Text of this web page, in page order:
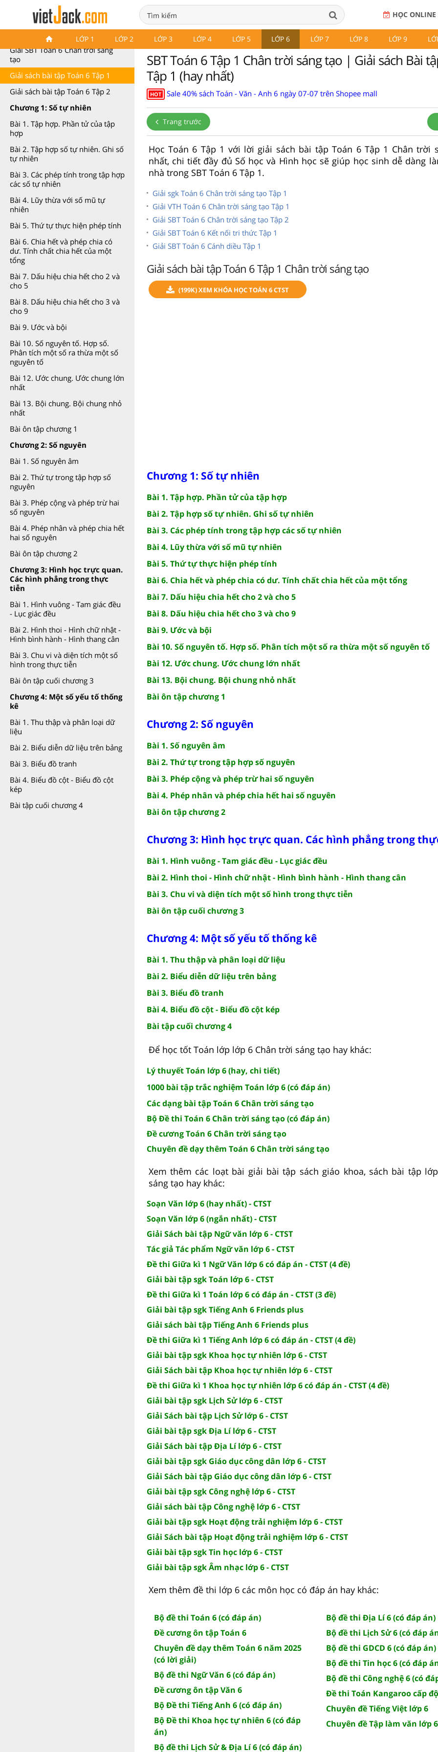
HỌC ONLINE
LỚP 1 LỚP 2 LỚP 3 LỚP 4 LỚP 5 LỚP 6 LỚP 7 LỚP 8 LỚP 9
Sách bài tập Toán 6
Giải SBT Toán 6 Chân trời sáng
tạo
Giải sách bài tập Toán 6 Tập 1
Giải sách bài tập Toán 6 Tập 2
Chương 1: Số tự nhiên
Bài 1. Tập hợp. Phần tử của tập
hợp
Bài 2. Tập hợp số tự nhiên. Ghi số
tự nhiên
Bài 3. Các phép tính trong tập hợp
các số tự nhiên
Bài 4. Lũy thừa với số mũ tự
nhiên
Bài 5. Thứ tự thực hiện phép tính
Bài 6. Chia hết và phép chia có
dư. Tính chất chia hết của một
tổng
Bài 7. Dấu hiệu chia hết cho 2 và
cho 5
Bài 8. Dấu hiệu chia hết cho 3 và
cho 9
Bài 9. Ước và bội
Bài 10. Số nguyên tố. Hợp số.
Phân tích một số ra thừa một số
nguyên tố
Bài 12. Ước chung. Ước chung lớn
nhất
Bài 13. Bội chung. Bội chung nhỏ
nhất
Bài ôn tập chương 1
Chương 2: Số nguyên
Bài 1. Số nguyên âm
Bài 2. Thứ tự trong tập hợp số
nguyên
Bài 3. Phép cộng và phép trừ hai
số nguyên
Bài 4. Phép nhân và phép chia hết
hai số nguyên
Bài ôn tập chương 2
Chương 3: Hình học trực quan.
Các hình phẳng trong thực
tiễn
Bài 1. Hình vuông - Tam giác đều
- Lục giác đều
Bài 2. Hình thoi - Hình chữ nhật -
Hình bình hành - Hình thang cân
Bài 3. Chu vi và diện tích một số
hình trong thực tiễn
Bài ôn tập cuối chương 3
Chương 4: Một số yếu tố thống
kê
Bài 1. Thu thập và phân loại dữ
liệu
Bài 2. Biểu diễn dữ liệu trên bảng
Bài 3. Biểu đồ tranh
Bài 4. Biểu đồ cột - Biểu đồ cột
kép
Bài tập cuối chương 4
SBT Toán 6 Tập 1 Chân trời sáng tạo | Giải sách Bài
Tập 1 (hay nhất)
HOT Sale 40% sách Toán - Văn - Anh 6 ngày 07-07 trên Shopee mall
Trang trước
Học Toán 6 Tập 1 với lời giải sách bài tập Toán 6 Tập 1 Chân trời
nhất, chi tiết đầy đủ Số học và Hình học sẽ giúp học sinh dễ dàng
nhà trong SBT Toán 6 Tập 1.
Giải sgk Toán 6 Chân trời sáng tạo Tập 1
Giải VTH Toán 6 Chân trời sáng tạo Tập 1
Giải SBT Toán 6 Chân trời sáng tạo Tập 2
Giải SBT Toán 6 Kết nối tri thức Tập 1
Giải SBT Toán 6 Cánh diều Tập 1
Giải sách bài tập Toán 6 Tập 1 Chân trời sáng tạo
(199K) XEM KHÓA HỌC TOÁN 6 CTST
Chương 1: Số tự nhiên
Bài 1. Tập hợp. Phần tử của tập hợp
Bài 2. Tập hợp số tự nhiên. Ghi số tự nhiên
Bài 3. Các phép tính trong tập hợp các số tự nhiên
Bài 4. Lũy thừa với số mũ tự nhiên
Bài 5. Thứ tự thực hiện phép tính
Bài 6. Chia hết và phép chia có dư. Tính chất chia hết của một tổng
Bài 7. Dấu hiệu chia hết cho 2 và cho 5
Bài 8. Dấu hiệu chia hết cho 3 và cho 9
Bài 9. Ước và bội
Bài 10. Số nguyên tố. Hợp số. Phân tích một số ra thừa một số nguyên tố
Bài 12. Ước chung. Ước chung lớn nhất
Bài 13. Bội chung. Bội chung nhỏ nhất
Bài ôn tập chương 1
Chương 2: Số nguyên
Bài 1. Số nguyên âm
Bài 2. Thứ tự trong tập hợp số nguyên
Bài 3. Phép cộng và phép trừ hai số nguyên
Bài 4. Phép nhân và phép chia hết hai số nguyên
Bài ôn tập chương 2
Chương 3: Hình học trực quan. Các hình phẳng trong
Bài 1. Hình vuông - Tam giác đều - Lục giác đều
Bài 2. Hình thoi - Hình chữ nhật - Hình bình hành - Hình thang cân
Bài 3. Chu vi và diện tích một số hình trong thực tiễn
Bài ôn tập cuối chương 3
Chương 4: Một số yếu tố thống kê
Bài 1. Thu thập và phân loại dữ liệu
Bài 2. Biểu diễn dữ liệu trên bảng
Bài 3. Biểu đồ tranh
Bài 4. Biểu đồ cột - Biểu đồ cột kép
Bài tập cuối chương 4
Để học tốt Toán lớp lớp 6 Chân trời sáng tạo hay khác:
Lý thuyết Toán lớp 6 (hay, chi tiết)
1000 bài tập trắc nghiệm Toán lớp 6 (có đáp án)
Các dạng bài tập Toán 6 Chân trời sáng tạo
Bộ Đề thi Toán 6 Chân trời sáng tạo (có đáp án)
Đề cương Toán 6 Chân trời sáng tạo
Chuyên đề dạy thêm Toán 6 Chân trời sáng tạo
Xem thêm các loạt bài giải bài tập sách giáo khoa, sách bài tập
sáng tạo hay khác:
Soạn Văn lớp 6 (hay nhất) - CTST
Soạn Văn lớp 6 (ngắn nhất) - CTST
Giải Sách bài tập Ngữ văn lớp 6 - CTST
Tác giả Tác phẩm Ngữ văn lớp 6 - CTST
Đề thi Giữa kì 1 Ngữ Văn lớp 6 có đáp án - CTST (4 đề)
Giải bài tập sgk Toán lớp 6 - CTST
Đề thi Giữa kì 1 Toán lớp 6 có đáp án - CTST (3 đề)
Giải bài tập sgk Tiếng Anh 6 Friends plus
Giải sách bài tập Tiếng Anh 6 Friends plus
Đề thi Giữa kì 1 Tiếng Anh lớp 6 có đáp án - CTST (4 đề)
Giải bài tập sgk Khoa học tự nhiên lớp 6 - CTST
Giải Sách bài tập Khoa học tự nhiên lớp 6 - CTST
Đề thi Giữa kì 1 Khoa học tự nhiên lớp 6 có đáp án - CTST (4 đề)
Giải bài tập sgk Lịch Sử lớp 6 - CTST
Giải Sách bài tập Lịch Sử lớp 6 - CTST
Giải bài tập sgk Địa Lí lớp 6 - CTST
Giải Sách bài tập Địa Lí lớp 6 - CTST
Giải bài tập sgk Giáo dục công dân lớp 6 - CTST
Giải Sách bài tập Giáo dục công dân lớp 6 - CTST
Giải bài tập sgk Công nghệ lớp 6 - CTST
Giải sách bài tập Công nghệ lớp 6 - CTST
Giải bài tập sgk Hoạt động trải nghiệm lớp 6 - CTST
Giải Sách bài tập Hoạt động trải nghiệm lớp 6 - CTST
Giải bài tập sgk Tin học lớp 6 - CTST
Giải bài tập sgk Âm nhạc lớp 6 - CTST
Xem thêm đề thi lớp 6 các môn học có đáp án hay khác:
Bộ đề thi Toán 6 (có đáp án)
Đề cương ôn tập Toán 6
Chuyên đề dạy thêm Toán 6 năm 2025
(có lời giải)
Bộ đề thi Ngữ Văn 6 (có đáp án)
Đề cương ôn tập Văn 6
Bộ Đề thi Tiếng Anh 6 (có đáp án)
Bộ Đề thi Khoa học tự nhiên 6 (có đáp
án)
Bộ đề thi Lịch Sử & Địa Lí 6 (có đáp án)
Bộ đề thi Địa Lí 6 (có đáp án)
Bộ đề thi Lịch Sử 6 (có đáp
Bộ đề thi GDCD 6 (có đáp án)
Bộ đề thi Tin học 6 (có đáp
Bộ đề thi Công nghệ 6 (có
Đề thi Toán Kangaroo cấp
Chuyên đề Tiếng Việt lớp 6
Chuyên đề Tập làm văn lớp 6